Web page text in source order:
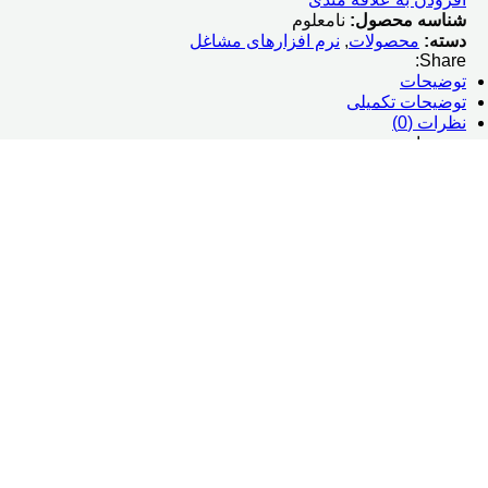
شناسه محصول: نامعلوم
دسته: محصولات, نرم افزارهای مشاغل
Share:
توضیحات
توضیحات تکمیلی
نظرات (0)
توضیحات